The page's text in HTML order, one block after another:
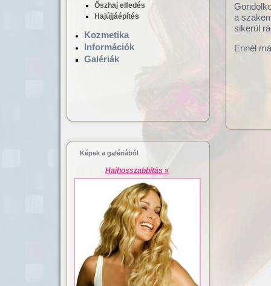
a
sikerül
Ennél
Őszhaj elfedés
Hajújjáépítés
Kozmetika
Információk
Galériák
Képek a galériából
Hajhosszabbítás »